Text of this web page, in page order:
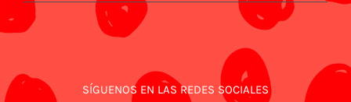
SÍGUENOS EN LAS REDES SOCIALES